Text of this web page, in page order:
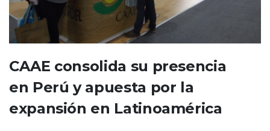
CAAE consolida su presencia
en Perú y apuesta por la
expansión en Latinoamérica